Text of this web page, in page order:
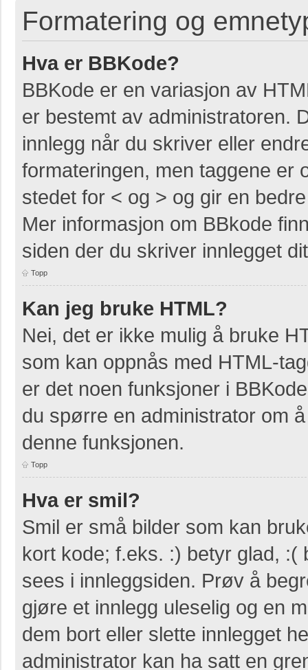
Formatering og
Hva er BBKode?
BBKode er en variasjon av
er bestemt av administratoren.
innlegg når du skriver eller
formateringen, men taggene er
stedet for < og > og gir en
Mer informasjon om BBkode
siden der du skriver innlegget
Topp
Kan jeg bruke HTML?
Nei, det er ikke mulig å bruke
som kan oppnås med HTML-
er det noen funksjoner i
du spørre en administrator om
denne funksjonen.
Topp
Hva er smil?
Smil er små bilder som kan
kort kode; f.eks. :) betyr glad,
sees i innleggsiden. Prøv å
gjøre et innlegg uleselig og en
dem bort eller slette innlegget
administrator kan ha satt en